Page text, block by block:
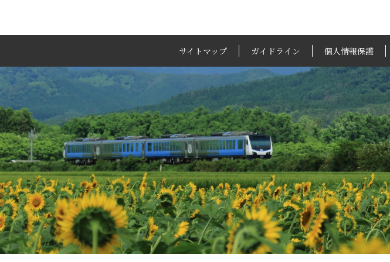
サイトマップ ガイドライン 個人情報保護